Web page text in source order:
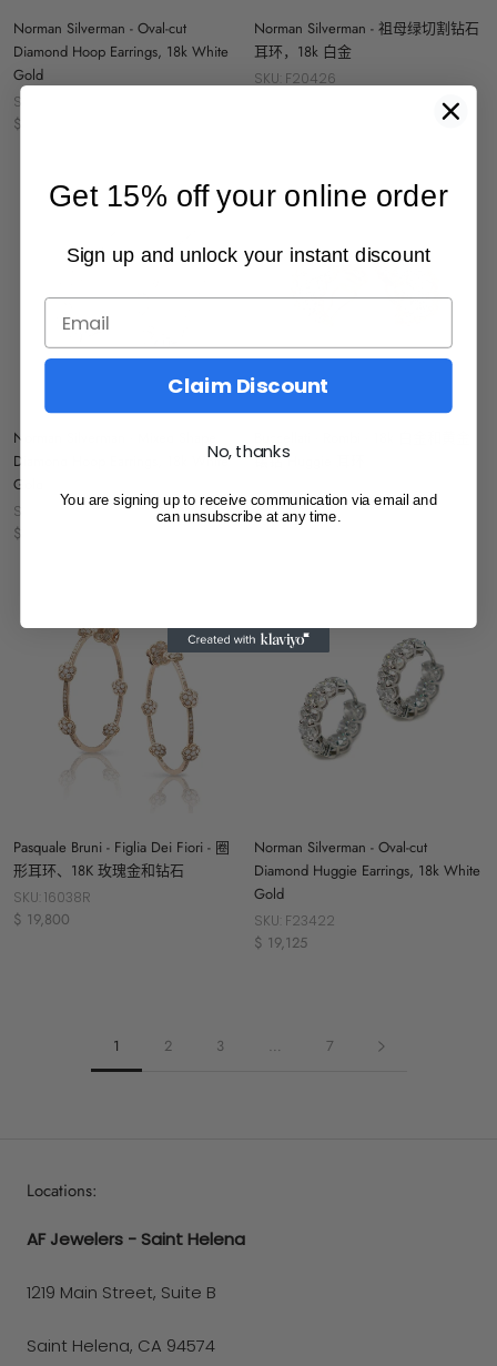
Norman Silverman - Oval-cut
Diamond Hoop Earrings, 18k White
Gold
SKU: F21105
$ 29,250
Norman Silverman - 祖母绿切割钻石
耳环，18k 白金
SKU: F20426
Norman Silverman - Mixed Shape
Diamond Hoop Earrings, 18k White
Gold
SKU: F20775
$ 20,250
售罄
镶钻 Huggie 耳环
$ 20,000
Pasquale Bruni - Figlia Dei Fiori - 圈
形耳环、18K 玫瑰金和钻石
SKU: 16038R
$ 19,800
Norman Silverman - Oval-cut
Diamond Huggie Earrings, 18k White
Gold
SKU: F23422
$ 19,125
1 2 3 … 7
Locations:
AF Jewelers - Saint Helena
1219 Main Street, Suite B
Saint Helena, CA 94574
Get 15% off your online order
Sign up and unlock your instant discount
Claim Discount
No, thanks
You are signing up to receive communication via email and
can unsubscribe at any time.